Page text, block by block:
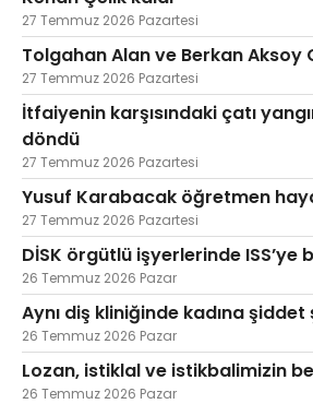
27 Temmuz 2026 Pazartesi
Tolgahan Alan ve Berkan Aksoy
27 Temmuz 2026 Pazartesi
İtfaiyenin karşısındaki çatı
döndü
27 Temmuz 2026 Pazartesi
Yusuf Karabacak öğretmen
27 Temmuz 2026 Pazartesi
DİSK örgütlü işyerlerinde ISS’ye
26 Temmuz 2026 Pazar
Aynı diş kliniğinde kadına
26 Temmuz 2026 Pazar
Lozan, istiklal ve istikbalimizin
26 Temmuz 2026 Pazar